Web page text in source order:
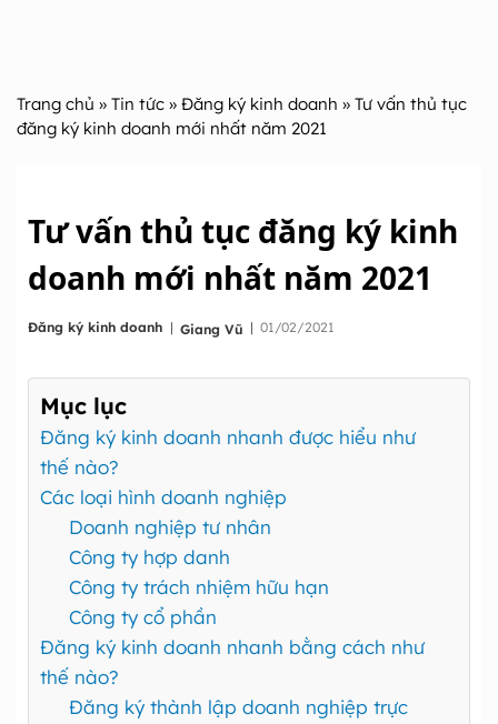
Trang chủ » Tin tức » Đăng ký kinh doanh » Tư vấn thủ tục
đăng ký kinh doanh mới nhất năm 2021
Tư vấn thủ tục đăng ký kinh
doanh mới nhất năm 2021
Đăng ký kinh doanh | Giang Vũ | 01/02/2021
Mục lục
Đăng ký kinh doanh nhanh được hiểu như
thế nào?
Các loại hình doanh nghiệp
Doanh nghiệp tư nhân
Công ty hợp danh
Công ty trách nhiệm hữu hạn
Công ty cổ phần
Đăng ký kinh doanh nhanh bằng cách như
thế nào?
Đăng ký thành lập doanh nghiệp trực